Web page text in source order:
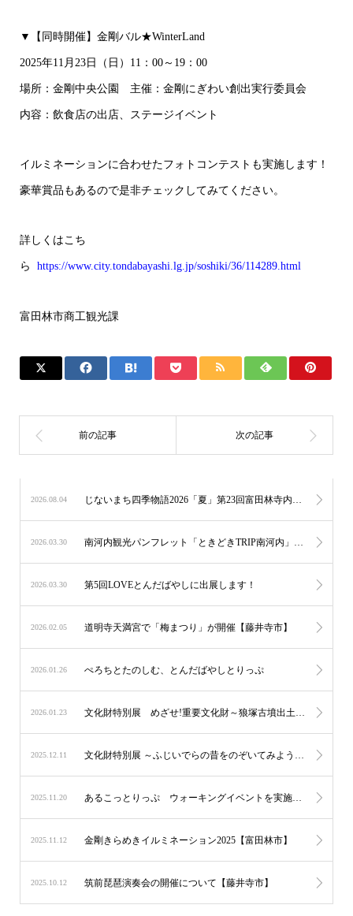
▼【同時開催】金剛バル★WinterLand
2025年11月23日（日）11：00～19：00
場所：金剛中央公園 主催：金剛にぎわい創出実行委員会
内容：飲食店の出店、ステージイベント
イルミネーションに合わせたフォトコンテストも実施します！
豪華賞品もあるので是非チェックしてみてください。
詳しくはこち
ら https://www.city.tondabayashi.lg.jp/soshiki/36/114289.html
富田林市商工観光課
2026.08.04
2026.03.30
2026.03.30 第5回LOVEとんだばやしに出展します！
2026.02.05 道明寺天満宮で「梅まつり」が開催【藤井寺市】
2026.01.26 ぺろちとたのしむ、とんだばやしとりっぷ
2026.01.23
2025.12.11
2025.11.20 あるこっとりっぷ ウォーキングイベントを実施します！【富田林市】
2025.11.12 金剛きらめきイルミネーション2025【富田林市】
2025.10.12 筑前琵琶演奏会の開催について【藤井寺市】